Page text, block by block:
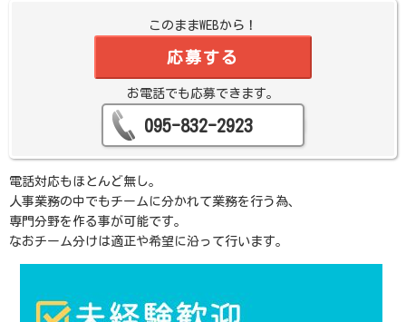
このままWEBから！
応募する
お電話でも応募できます。
095-832-2923
電話対応もほとんど無し。
人事業務の中でもチームに分かれて業務を行う為、
専門分野を作る事が可能です。
なおチーム分けは適正や希望に沿って行います。